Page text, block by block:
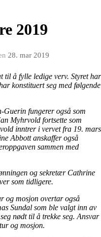
2019
28. mar 2019
til å fylle ledige verv. Styret har
konstituert seg med følgende
Guerin fungerer også som
Myhrvold fortsette som
inntrer i vervet fra 19.
Abbott anskaffer også
sammen med
og sekretær Cathrine
som tidligere.
og mosjon overtar også
Sundal som ble valgt inn av
nødt til å trekke seg. Ansvar
og mosjon.